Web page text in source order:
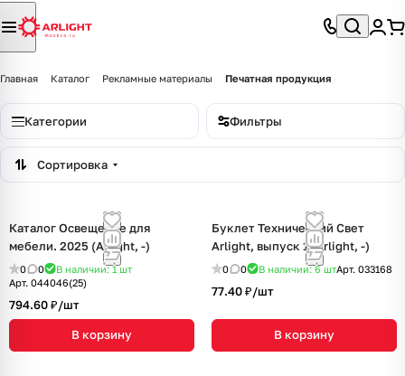
Главная Каталог Рекламные материалы Печатная продукция
Категории Фильтры
Сортировка
Каталог Освещение для
мебели. 2025 (Arlight, -)
0 0 В наличии: 1шт
Арт. 044046(25)
794.60 ₽/шт
В корзину
Буклет Технический Свет
Arlight, выпуск 1 (Arlight, -)
0 0 В наличии: 6штАрт. 033168
77.40 ₽/шт
В корзину